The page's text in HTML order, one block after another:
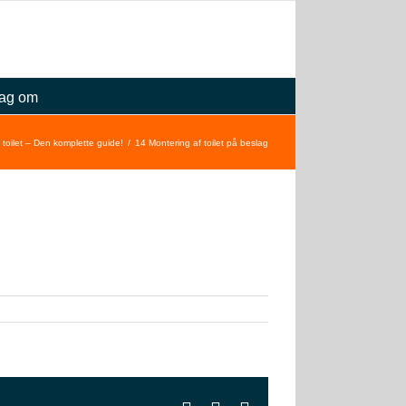
om
toilet – Den komplette guide! 14 Montering af toilet på beslag